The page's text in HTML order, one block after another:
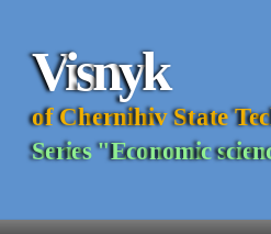
Visnyk
of Chernihiv State Tec
Series "Economic scien